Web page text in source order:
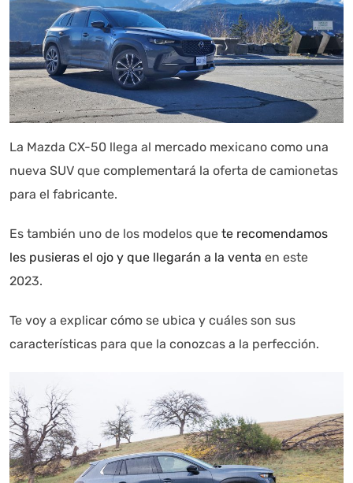
La Mazda CX-50 llega al mercado mexicano como una
nueva SUV que complementará la oferta de camionetas
para el fabricante.
Es también uno de los modelos que te recomendamos
les pusieras el ojo y que llegarán a la venta en este
2023.
Te voy a explicar cómo se ubica y cuáles son sus
características para que la conozcas a la perfección.